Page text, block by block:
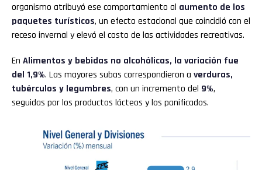
organismo atribuyó ese comportamiento al aumento de los
paquetes turísticos, un efecto estacional que coincidió con el
receso invernal y elevó el costo de las actividades recreativas.
En Alimentos y bebidas no alcohólicas, la variación fue
del 1,9%. Las mayores subas correspondieron a verduras,
tubérculos y legumbres, con un incremento del 9%,
seguidas por los productos lácteos y los panificados.